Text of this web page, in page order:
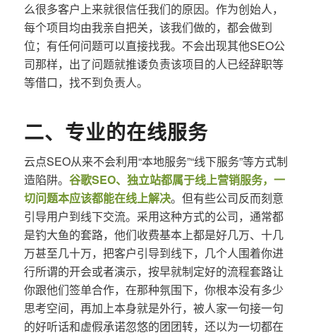
么很多客户上来就很信任我们的原因。作为创始人，
每个项目均由我亲自把关，该我们做的，都会做到
位；有任何问题可以直接找我。不会出现其他SEO公
司那样，出了问题就推诿负责该项目的人已经辞职等
等借口，找不到负责人。
二、专业的在线服务
云点SEO从来不会利用“本地服务”“线下服务”等方式制
造陷阱。 谷歌SEO、独立站都属于线上营销服务，一
切问题本应该都能在线上解决。但有些公司反而刻意
引导用户到线下交流。采用这种方式的公司，通常都
是钓大鱼的套路，他们收费基本上都是好几万、十几
万甚至几十万，把客户引导到线下，几个人围着你进
行所谓的开会或者演示，按早就制定好的流程套路让
你跟他们签单合作，在那种氛围下，你根本没有多少
思考空间，再加上本身就是外行，被人家一句接一句
的好听话和虚假承诺忽悠的团团转，还以为一切都在